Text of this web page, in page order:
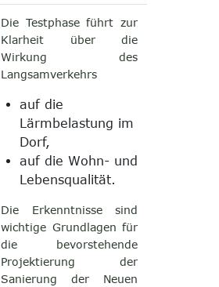
Die Testphase führt zur
Klarheit über die
Wirkung des
Langsamverkehrs
auf die
Lärmbelastung im
Dorf,
auf die Wohn- und
Lebensqualität.
Die Erkenntnisse sind
wichtige Grundlagen für
die bevorstehende
Projektierung der
Sanierung der Neuen